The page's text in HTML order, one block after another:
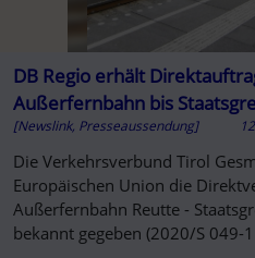
DB Regio erhält
Außerfernbahn bis
[Newslink, Presseaussendung]
Die Verkehrsverbund Tirol
Europäischen Union die
Außerfernbahn Reutte -
bekannt gegeben (2020/S 049-